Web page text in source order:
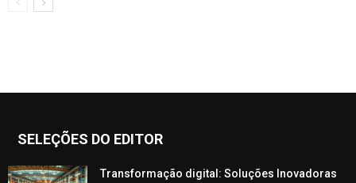
SELEÇÕES DO EDITOR
Transformação digital: Soluções Inovadoras